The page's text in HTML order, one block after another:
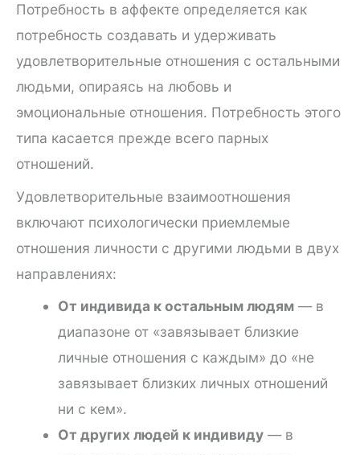
Потребность в аффекте определяется как
потребность создавать и удерживать
удовлетворительные отношения с остальными
людьми, опираясь на любовь и
эмоциональные отношения. Потребность этого
типа касается прежде всего парных
отношений.
Удовлетворительные взаимоотношения
включают психологически приемлемые
отношения личности с другими людьми в двух
направлениях:
От индивида к остальным людям— в
диапазоне от «завязывает близкие
личные отношения с каждым» до «не
завязывает близких личных отношений
ни с кем».
От других людей к индивиду— в